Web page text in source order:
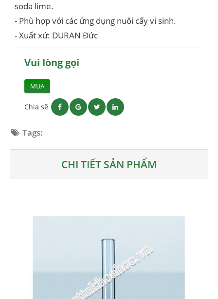
soda lime.
- Phù hợp với các ứng dụng nuôi cấy vi sinh.
- Xuất xứ: DURAN Đức
Vui lòng gọi
MUA
Chia sẽ
Tags:
CHI TIẾT SẢN PHẨM